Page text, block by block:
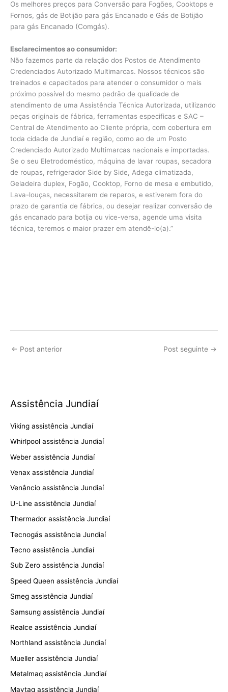
Os melhores preços para Conversão para Fogões, Cooktops e
Fornos, gás de Botijão para gás Encanado e Gás de Botijão
para gás Encanado (Comgás).
Esclarecimentos ao consumidor:
Não fazemos parte da relação dos Postos de Atendimento
Credenciados Autorizado Multimarcas. Nossos técnicos são
treinados e capacitados para atender o consumidor o mais
próximo possível do mesmo padrão de qualidade de
atendimento de uma Assistência Técnica Autorizada, utilizando
peças originais de fábrica, ferramentas especificas e SAC –
Central de Atendimento ao Cliente própria, com cobertura em
toda cidade de Jundiaí e região, como ao de um Posto
Credenciado Autorizado Multimarcas nacionais e importadas.
Se o seu Eletrodoméstico, máquina de lavar roupas, secadora
de roupas, refrigerador Side by Side, Adega climatizada,
Geladeira duplex, Fogão, Cooktop, Forno de mesa e embutido,
Lava-louças, necessitarem de reparos, e estiverem fora do
prazo de garantia de fábrica, ou desejar realizar conversão de
gás encanado para botija ou vice-versa, agende uma visita
técnica, teremos o maior prazer em atendê-lo(a).”
← Post anterior Post seguinte →
Assistência Jundiaí
Viking assistência Jundiaí
Whirlpool assistência Jundiaí
Weber assistência Jundiaí
Venax assistência Jundiaí
Venâncio assistência Jundiaí
U-Line assistência Jundiaí
Thermador assistência Jundiaí
Tecnogás assistência Jundiaí
Tecno assistência Jundiaí
Sub Zero assistência Jundiaí
Speed Queen assistência Jundiaí
Smeg assistência Jundiaí
Samsung assistência Jundiaí
Realce assistência Jundiaí
Northland assistência Jundiaí
Mueller assistência Jundiaí
Metalmaq assistência Jundiaí
Maytag assistência Jundiaí